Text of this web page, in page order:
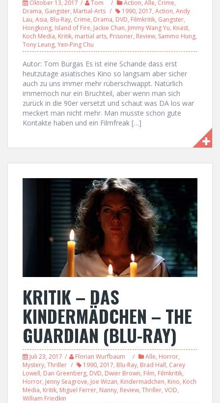
Oktober 13, 2017 Tom Action, Alle, Crime,
Drama, Gangster, Martial-Arts 1990, 2017, Action, Andy
Lau, Asia, Blu-Ray, Crime, Drama, DVD, Filmkritik, Gangster,
Hongkong, Island of Fire, Jackie Chan, Jimmy Wang Yu, Knast,
Koch Media, Kritik, martial arts, Prisoner, Review, Sammo Hung,
Tony Leung, Yen-Ping Chu
Autor: Tom Burgas Es ist eine Schande dass erst
heutzutage asiatisches Kino so langsam aber sicher
auch zu uns immer mehr rüberschwappt. Natürlich
immernoch nur ein Bruchteil, aber wenn man sich
zurück in die 90er versetzt und schaut was DA los war
meckert man nicht mehr. Man musste schon gute
Kontakte haben und ein Filmfreak […]
KRITIK – DAS
KINDERMÄDCHEN – THE
GUARDIAN (BLU-RAY)
Juli 23, 2017 Florian Wurfbaum Alle, Horror,
Mystery, Thriller 1990, 2017, Blu-Ray, Brad Hall, Carey
Lowell, Dan Greenberg, DVD, Dwier Brown, Film, Filmkritik,
Horror, Jenny Seagrove, Joe Wizan, Kindermädchen, Kino, Koch
Media, Kritik, Miguel Ferrer, Nanny, Review, Thriller, VOD,
William Friedkin